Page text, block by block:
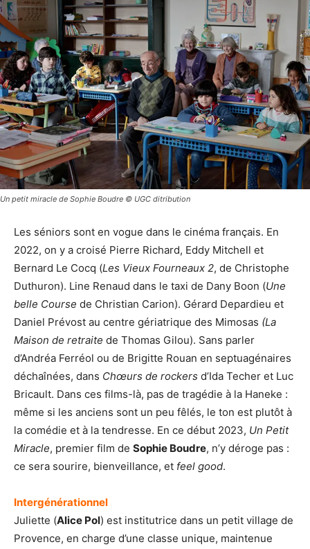
Un petit miracle de Sophie Boudre © UGC ditribution
Les séniors sont en vogue dans le cinéma français. En
2022, on y a croisé Pierre Richard, Eddy Mitchell et
Bernard Le Cocq (Les Vieux Fourneaux 2, de Christophe
Duthuron). Line Renaud dans le taxi de Dany Boon (Une
belle Course de Christian Carion). Gérard Depardieu et
Daniel Prévost au centre gériatrique des Mimosas (La
Maison de retraite de Thomas Gilou). Sans parler
d’Andréa Ferréol ou de Brigitte Rouan en septuagénaires
déchaînées, dans Chœurs de rockers d’Ida Techer et Luc
Bricault. Dans ces films-là, pas de tragédie à la Haneke :
même si les anciens sont un peu fêlés, le ton est plutôt à
la comédie et à la tendresse. En ce début 2023, Un Petit
Miracle, premier film de Sophie Boudre, n’y déroge pas :
ce sera sourire, bienveillance, et feel good.
Intergénérationnel
Juliette (Alice Pol) est institutrice dans un petit village de
Provence, en charge d’une classe unique, maintenue